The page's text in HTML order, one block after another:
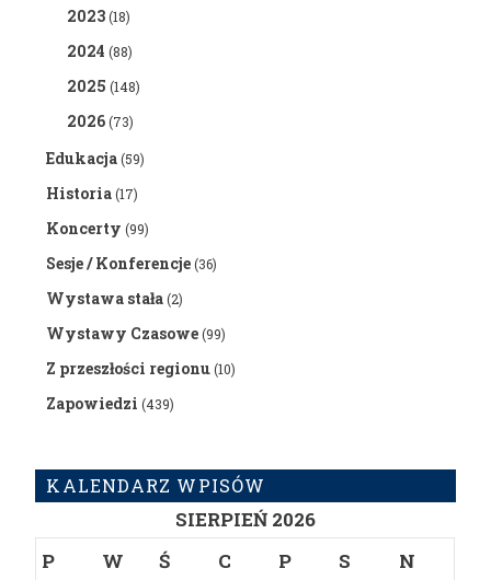
2023(18)
2024 (88)
2025 (148)
2026(73)
Edukacja(59)
Historia(17)
Koncerty (99)
Sesje / Konferencje(36)
Wystawa stała(2)
Wystawy Czasowe(99)
Z przeszłości regionu(10)
Zapowiedzi (439)
KALENDARZ WPISÓW
SIERPIEŃ 2026
P
W Ś C P S N